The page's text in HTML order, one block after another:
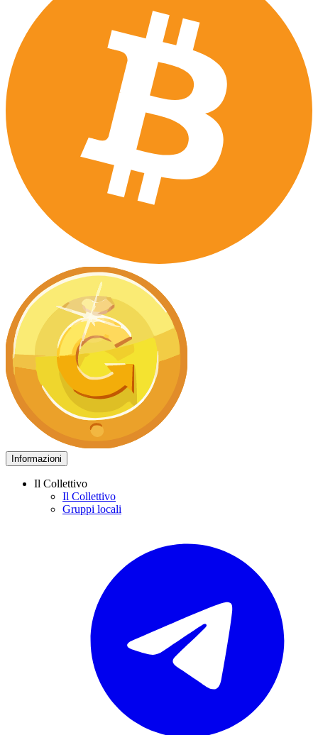
Informazioni
Il Collettivo
Il Collettivo
Gruppi locali